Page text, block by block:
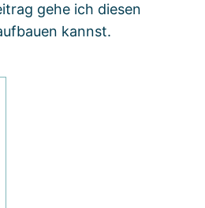
gehe ich diesen
kannst.